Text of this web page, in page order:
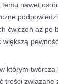
nawet
ćwiczeń aż po
większą
którym
treści